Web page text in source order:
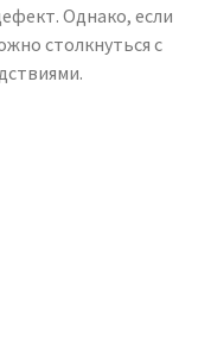
Однако, если
столкнуться с